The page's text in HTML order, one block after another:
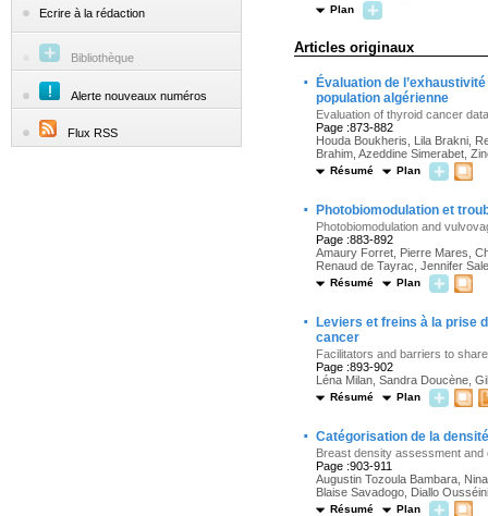
Ecrire à la rédaction
Bibliothèque
Alerte nouveaux numéros
Flux RSS
Plan
Articles originaux
·
Évaluation de
population algérienne
Evaluation of thyroid cancer
Page :873-882
Houda Boukheris, Lila Brakni,
Brahim, Azeddine Simerabet,
Résumé Plan
· Photobiomodulation et
Photobiomodulation and
Page :883-892
Amaury Forret, Pierre Mares,
Renaud de Tayrac, Jennifer
Résumé Plan
·
Leviers et freins à la prise
cancer
Facilitators and barriers to
Page :893-902
Léna Milan, Sandra Doucène,
Résumé Plan
· Catégorisation de la
Breast density assessment
Page :903-911
Augustin Tozoula Bambara,
Blaise Savadogo, Diallo
Résumé Plan